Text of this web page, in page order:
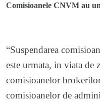
Comisioanele CNVM au
“Suspendarea
este urmata, in viata de
comisioanelor
comisioanelor de